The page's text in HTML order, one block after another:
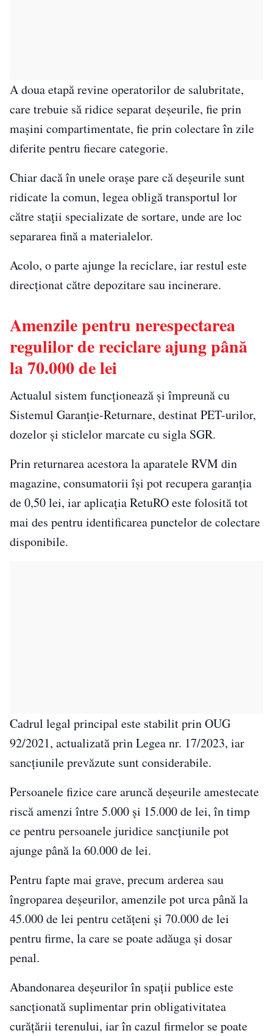
A doua etapă revine operatorilor de salubritate,
care trebuie să ridice separat deșeurile, fie prin
mașini compartimentate, fie prin colectare în zile
diferite pentru fiecare categorie.
Chiar dacă în unele orașe pare că deșeurile sunt
ridicate la comun, legea obligă transportul lor
către stații specializate de sortare, unde are loc
separarea fină a materialelor.
Acolo, o parte ajunge la reciclare, iar restul este
direcționat către depozitare sau incinerare.
Amenzile pentru nerespectarea
regulilor de reciclare ajung până
la 70.000 de lei
Actualul sistem funcționează și împreună cu
Sistemul Garanție-Returnare, destinat PET-urilor,
dozelor și sticlelor marcate cu sigla SGR.
Prin returnarea acestora la aparatele RVM din
magazine, consumatorii își pot recupera garanția
de 0,50 lei, iar aplicația RetuRO este folosită tot
mai des pentru identificarea punctelor de colectare
disponibile.
Cadrul legal principal este stabilit prin OUG
92/2021, actualizată prin Legea nr. 17/2023, iar
sancțiunile prevăzute sunt considerabile.
Persoanele fizice care aruncă deșeurile amestecate
riscă amenzi între 5.000 și 15.000 de lei, în timp
ce pentru persoanele juridice sancțiunile pot
ajunge până la 60.000 de lei.
Pentru fapte mai grave, precum arderea sau
îngroparea deșeurilor, amenzile pot urca până la
45.000 de lei pentru cetățeni și 70.000 de lei
pentru firme, la care se poate adăuga și dosar
penal.
Abandonarea deșeurilor în spații publice este
sancționată suplimentar prin obligativitatea
curățării terenului, iar în cazul firmelor se poate